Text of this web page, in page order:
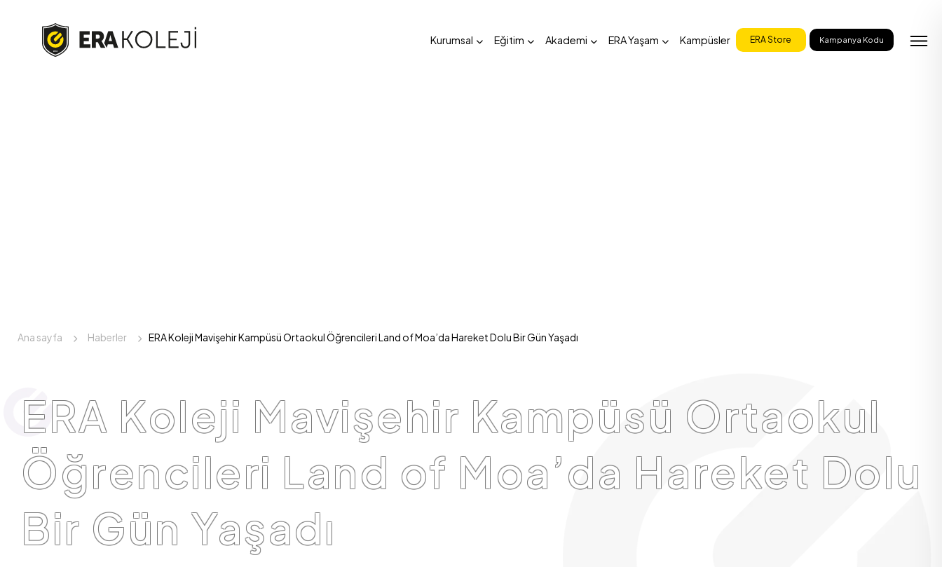
Kurumsal Eğitim Akademi ERA Yaşam Kampüsler ERA Store Kampanya Kodu
Ana sayfa Haberler ERA Koleji Mavişehir Kampüsü Ortaokul Öğrencileri Land of Moa’da Hareket Dolu Bir Gün Yaşadı
ERA Koleji Mavişehir Kampüsü Ortaokul
Öğrencileri Land of Moa’da Hareket Dolu
Bir Gün Yaşadı